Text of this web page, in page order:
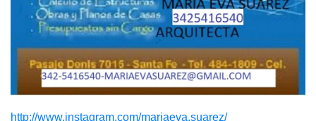
http://www.instagram.com/mariaeva.suarez/